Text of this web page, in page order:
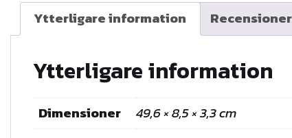
Ytterligare information
Ytterligare information
Dimensioner 49,6 × 8,5 × 3,3 cm